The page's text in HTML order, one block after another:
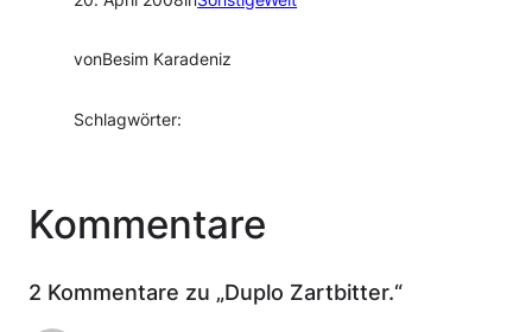
vonBesim Karadeniz
Schlagwörter:
Kommentare
2 Kommentare zu „Duplo Zartbitter.“